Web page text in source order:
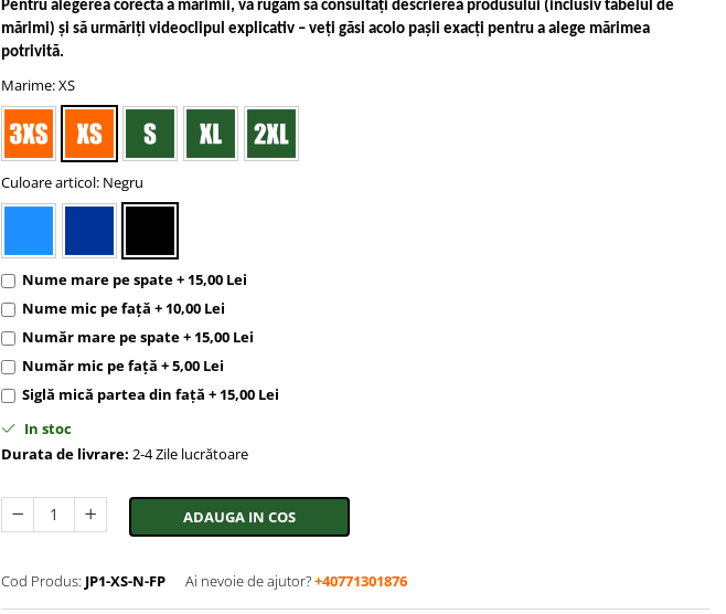
Pentru alegerea corectă a mărimii, vă rugăm să consultați descrierea produsului (inclusiv tabelul de
mărimi) și să urmăriți videoclipul explicativ – veți găsi acolo pașii exacți pentru a alege mărimea
potrivită.
Marime: XS
Culoare articol: Negru
Nume mare pe spate + 15,00 Lei
Nume mic pe față + 10,00 Lei
Număr mare pe spate + 15,00 Lei
Număr mic pe față + 5,00 Lei
Siglă mică partea din față + 15,00 Lei
In stoc
Durata de livrare: 2-4 Zile lucrătoare
ADAUGA IN COS
Cod Produs: JP1-XS-N-FP Ai nevoie de ajutor?+40771301876